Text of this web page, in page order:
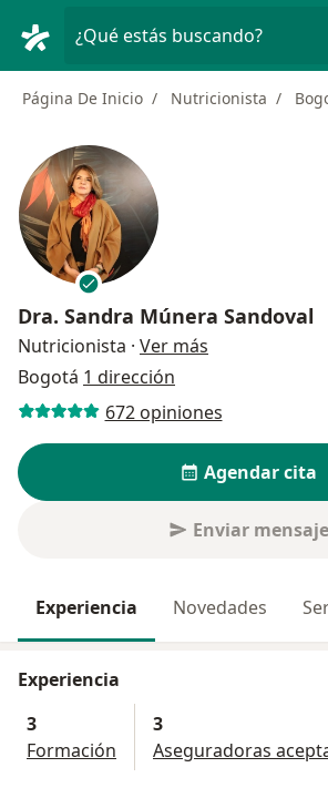
¿Qué estás buscando?
Página De Inicio Nutricionista
Dra. Sandra Múnera Sandoval
Nutricionista · Ver más
Bogotá 1 dirección
672 opiniones
Agendar cita
Enviar mensaje
Experiencia Novedades
Experiencia
3
Formación
3
Aseguradoras